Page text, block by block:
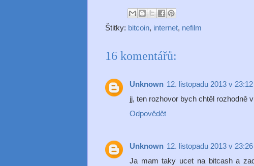
Štitky: bitcoin, internet, nefilm
16 komentářů:
Unknown 12. listopadu 2013 v 23:12
jj, ten rozhovor bych chtěl rozhodně
Odpovědět
Unknown 12. listopadu 2013 v 23:26
Ja mam taky ucet na bitcash a